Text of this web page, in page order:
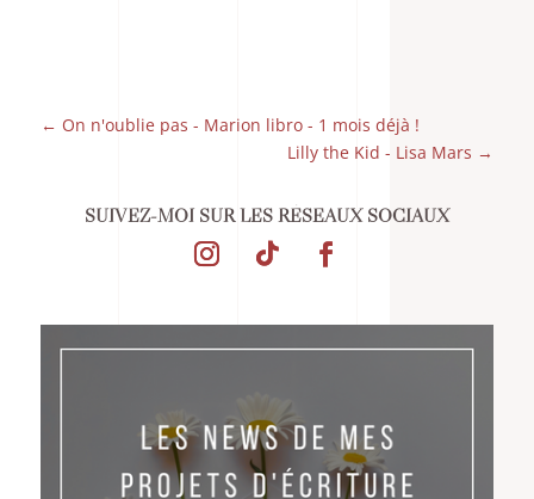
← On n'oublie pas - Marion libro - 1 mois déjà !
Lilly the Kid - Lisa Mars →
SUIVEZ-MOI SUR LES RÉSEAUX SOCIAUX